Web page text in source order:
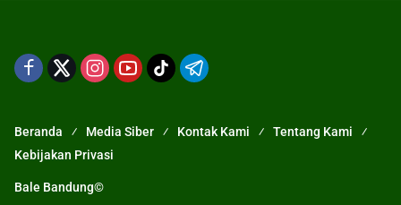
Beranda Media Siber Kontak Kami
Tentang Kami
Kebijakan Privasi
Bale Bandung©